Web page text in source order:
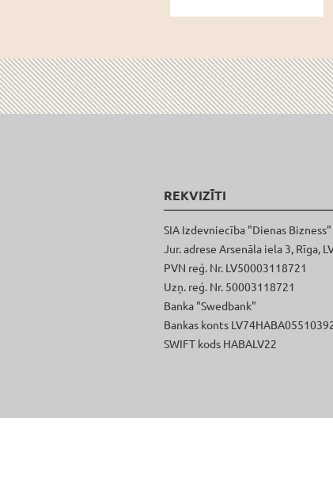
REKVIZĪTI
SIA Izdevniecība "Dienas Bizness"
Jur. adrese Arsenāla iela 3, Rīga,
PVN reģ. Nr. LV50003118721
Uzņ. reģ. Nr. 50003118721
Banka "Swedbank"
Bankas konts
SWIFT kods HABALV22